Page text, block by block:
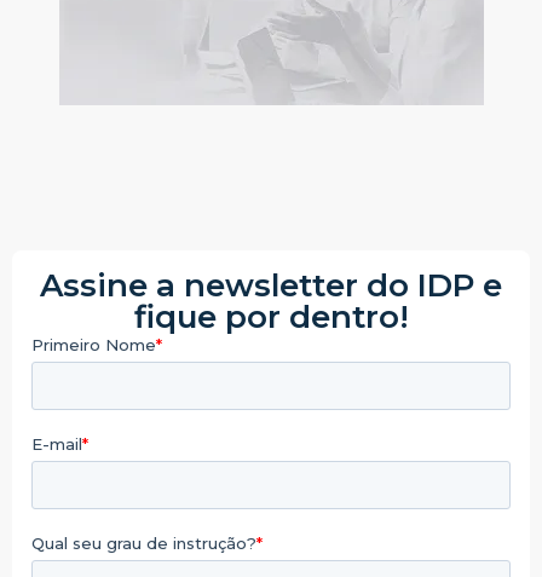
Assine a newsletter do IDP e
fique por dentro!